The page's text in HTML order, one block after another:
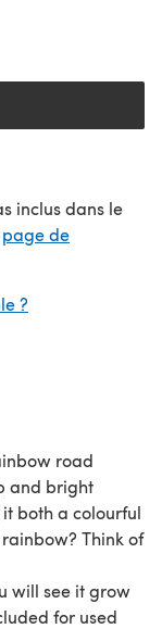
inclus dans le
page de
?
road
and bright
both a colourful
Think of
will see it grow
for used